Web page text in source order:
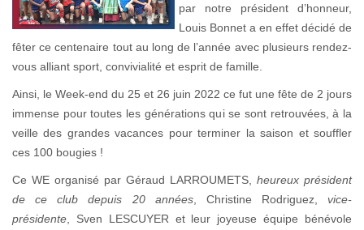
par notre président d’honneur,
Louis Bonnet a en effet décidé de
fêter ce centenaire tout au long de l’année avec plusieurs rendez-
vous alliant sport, convivialité et esprit de famille.
Ainsi, le Week-end du 25 et 26 juin 2022 ce fut une fête de 2 jours
immense pour toutes les générations qui se sont retrouvées, à la
veille des grandes vacances pour terminer la saison et souffler
ces 100 bougies !
Ce WE organisé par Géraud LARROUMETS, heureux président
de ce club depuis 20 années, Christine Rodriguez, vice-
présidente , Sven LESCUYER et leur joyeuse équipe bénévole